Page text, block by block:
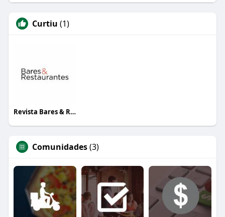
Curtiu (1)
Revista Bares & Restaurantes
Comunidades(3)